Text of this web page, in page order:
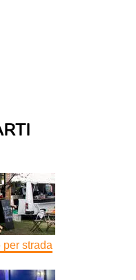
per strada